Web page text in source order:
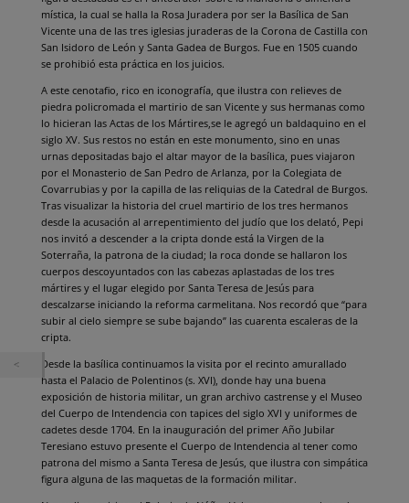
mística, la cual se halla la Rosa Juradera por ser la Basílica de San
Vicente una de las tres iglesias juraderas de la Corona de Castilla con
San Isidoro de León y Santa Gadea de Burgos. Fue en 1505 cuando
se prohibió esta práctica en los juicios.
A este cenotafio, rico en iconografía, que ilustra con relieves de
piedra policromada el martirio de san Vicente y sus hermanas como
lo hicieran las Actas de los Mártires,se le agregó un baldaquino en el
siglo XV. Sus restos no están en este monumento, sino en unas
urnas depositadas bajo el altar mayor de la basílica, pues viajaron
por el Monasterio de San Pedro de Arlanza, por la Colegiata de
Covarrubias y por la capilla de las reliquias de la Catedral de Burgos.
Tras visualizar la historia del cruel martirio de los tres hermanos
desde la acusación al arrepentimiento del judío que los delató, Pepi
nos invitó a descender a la cripta donde está la Virgen de la
Soterraña, la patrona de la ciudad; la roca donde se hallaron los
cuerpos descoyuntados con las cabezas aplastadas de los tres
mártires y el lugar elegido por Santa Teresa de Jesús para
descalzarse iniciando la reforma carmelitana. Nos recordó que “para
subir al cielo siempre se sube bajando” las cuarenta escaleras de la
cripta.
Desde la basílica continuamos la visita por el recinto amurallado
hasta el Palacio de Polentinos (s. XVI), donde hay una buena
exposición de historia militar, un gran archivo castrense y el Museo
del Cuerpo de Intendencia con tapices del siglo XVI y uniformes de
cadetes desde 1704. En la inauguración del primer Año Jubilar
Teresiano estuvo presente el Cuerpo de Intendencia al tener como
patrona del mismo a Santa Teresa de Jesús, que ilustra con simpática
figura alguna de las maquetas de la formación militar.